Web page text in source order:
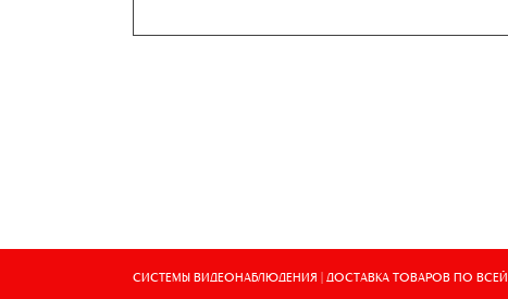
СИСТЕМЫ ВИДЕОНАБЛЮДЕНИЯ | ДОСТАВКА ТОВАРОВ ПО ВСЕЙ